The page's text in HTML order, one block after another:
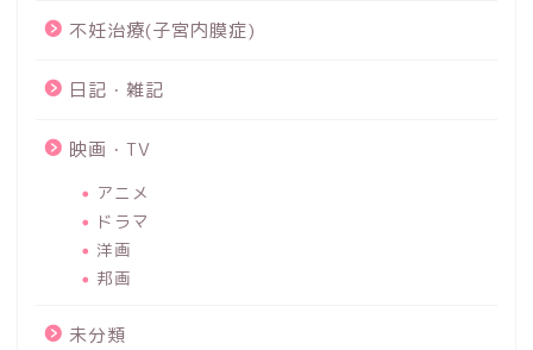
不妊治療(子宮内膜症)
日記・雑記
映画・TV
アニメ
ドラマ
洋画
邦画
未分類